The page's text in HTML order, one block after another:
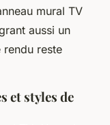
mural TV
aussi un
rendu reste
et styles de